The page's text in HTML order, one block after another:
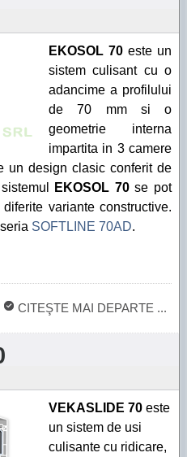
EKOSOL 70 este un
sistem culisant cu o
adancime a profilului
de 70 mm si o
geometrie interna
impartita in 3 camere
un design clasic conferit de
EKOSOL 70se pot
variante constructive.
SOFTLINE 70AD.
CITEŞTE MAI DEPARTE ...
VEKASLIDE 70 este
un sistem de usi
culisante cu ridicare,